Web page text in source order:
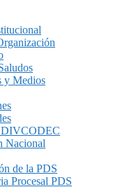
y Medios
DIVCODEC
Nacional
de la PDS
Procesal PDS